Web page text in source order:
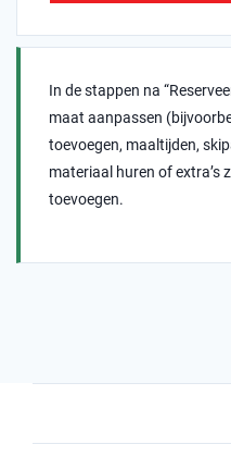
In de stappen na
maat aanpassen
toevoegen, maaltijden,
materiaal huren of extra’s
toevoegen.